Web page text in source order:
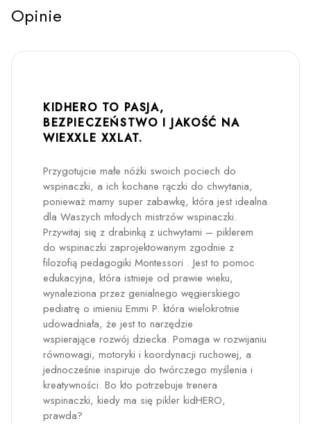
Opinie
KIDHERO TO PASJA,
BEZPIECZEŃSTWO I JAKOŚĆ NA
WIEXXLE XXLAT.
Przygotujcie małe nóżki swoich pociech do
wspinaczki, a ich kochane rączki do chwytania,
ponieważ mamy super zabawkę, która jest idealna
dla Waszych młodych mistrzów wspinaczki.
Przywitaj się z drabinką z uchwytami – piklerem
do wspinaczki zaprojektowanym zgodnie z
filozofią pedagogiki Montessori . Jest to pomoc
edukacyjna, która istnieje od prawie wieku,
wynaleziona przez genialnego węgierskiego
pediatrę o imieniu Emmi P. która wielokrotnie
udowadniała, że jest to narzędzie
wspierające rozwój dziecka. Pomaga w rozwijaniu
równowagi, motoryki i koordynacji ruchowej, a
jednocześnie inspiruje do twórczego myślenia i
kreatywności. Bo kto potrzebuje trenera
wspinaczki, kiedy ma się pikler kidHERO,
prawda?